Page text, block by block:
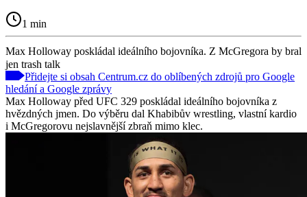
1 min
Max Holloway poskládal ideálního bojovníka. Z McGregora by bral
jen trash talk
Přidejte si obsah Centrum.cz do oblíbených zdrojů pro Google
hledání a Google zprávy
Max Holloway před UFC 329 poskládal ideálního bojovníka z
hvězdných jmen. Do výběru dal Khabibův wrestling, vlastní kardio
i McGregorovu nejslavnější zbraň mimo klec.